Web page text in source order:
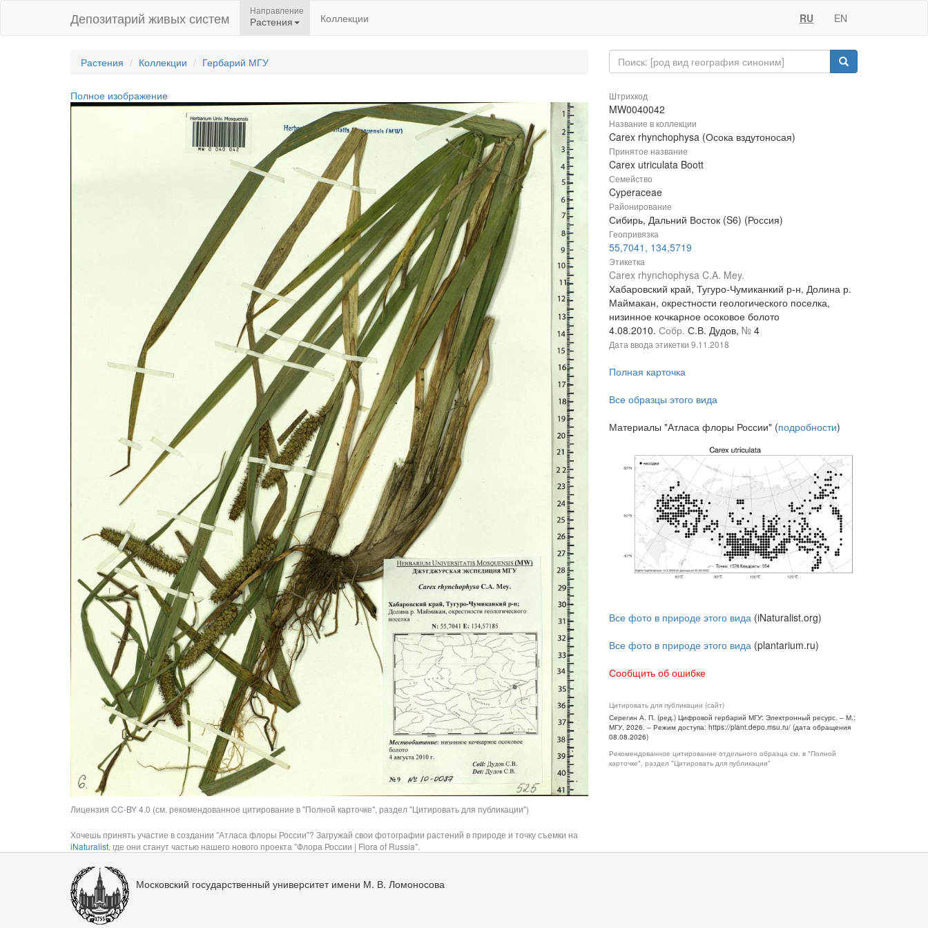
Депозитарий живых систем Направление
Растения Коллекции RU EN
Растения Коллекции Гербарий МГУ
Полное изображение
Лицензия CC-BY 4.0 (см. рекомендованное цитирование в "Полной карточке", раздел "Цитировать для публикации")
Хочешь принять участие в создании "Атласа флоры России"? Загружай свои фотографии растений в природе и точку съемки на
iNaturalist, где они станут частью нашего нового проекта "Флора России | Flora of Russia".
Штрихкод
MW0040042
Название в коллекции
Carex rhynchophysa (Осока вздутоносая)
Принятое название
Carex utriculata Boott
Семейство
Cyperaceae
Районирование
Сибирь, Дальний Восток (S6) (Россия)
Геопривязка
55,7041, 134,5719
Этикетка
Carex rhynchophysa C.A. Mey.
Хабаровский край, Тугуро-Чумиканкий р-н, Долина р.
Маймакан, окрестности геологического поселка,
низинное кочкарное осоковое болото
4.08.2010. Собр. С.В. Дудов, № 4
Дата ввода этикетки 9.11.2018
Полная карточка
Все образцы этого вида
Материалы "Атласа флоры России" (подробности)
Все фото в природе этого вида (iNaturalist.org)
Все фото в природе этого вида (plantarium.ru)
Сообщить об ошибке
Цитировать для публикации (сайт)
Серегин А. П. (ред.) Цифровой гербарий МГУ: Электронный ресурс. – М.:
МГУ, 2026. – Режим доступа: https://plant.depo.msu.ru/ (дата обращения
08.08.2026)
Рекомендованное цитирование отдельного образца см. в "Полной
карточке", раздел "Цитировать для публикации"
Московский государственный университет имени М. В. Ломоносова